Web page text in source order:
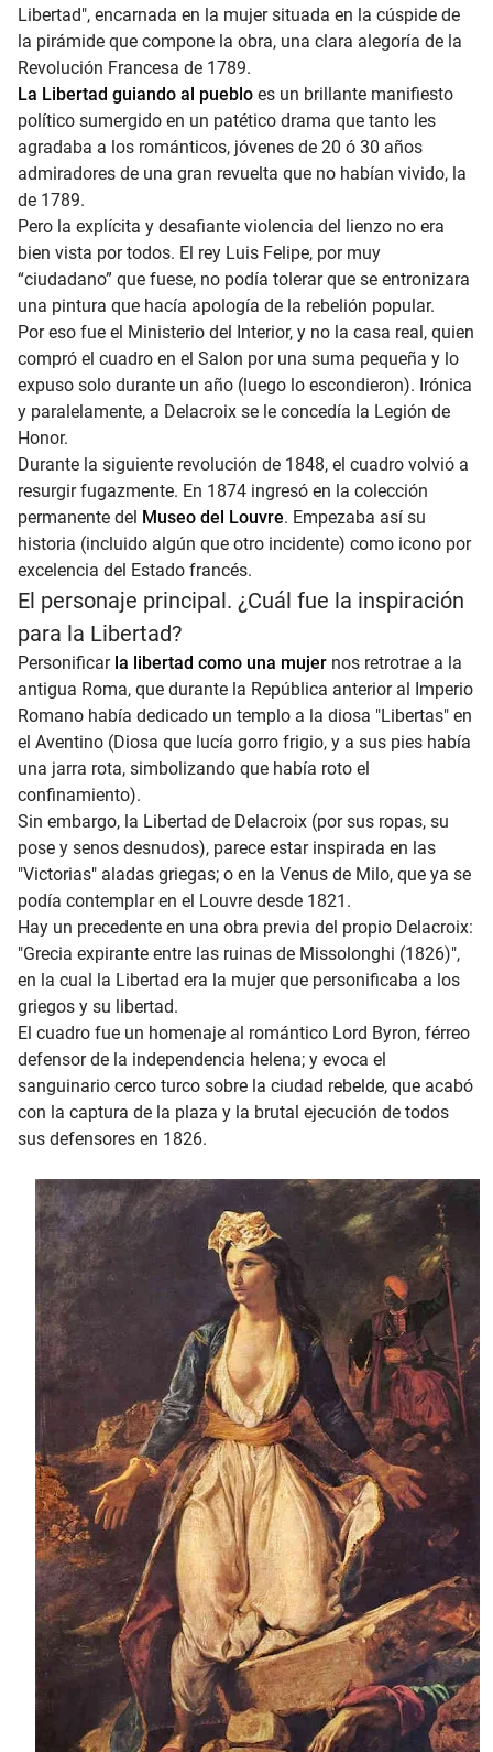
Libertad", encarnada en la mujer situada en la cúspide de
la pirámide que compone la obra, una clara alegoría de la
Revolución Francesa de 1789.
La Libertad guiando al pueblo es un brillante manifiesto
político sumergido en un patético drama que tanto les
agradaba a los románticos, jóvenes de 20 ó 30 años
admiradores de una gran revuelta que no habían vivido, la
de 1789.
Pero la explícita y desafiante violencia del lienzo no era
bien vista por todos. El rey Luis Felipe, por muy
“ciudadano” que fuese, no podía tolerar que se entronizara
una pintura que hacía apología de la rebelión popular.
Por eso fue el Ministerio del Interior, y no la casa real, quien
compró el cuadro en el Salon por una suma pequeña y lo
expuso solo durante un año (luego lo escondieron). Irónica
y paralelamente, a Delacroix se le concedía la Legión de
Honor.
Durante la siguiente revolución de 1848, el cuadro volvió a
resurgir fugazmente. En 1874 ingresó en la colección
permanente del Museo del Louvre. Empezaba así su
historia (incluido algún que otro incidente) como icono por
excelencia del Estado francés.
El personaje principal. ¿Cuál fue la inspiración
para la Libertad?
Personificar la libertad como una mujer nos retrotrae a la
antigua Roma, que durante la República anterior al Imperio
Romano había dedicado un templo a la diosa "Libertas" en
el Aventino (Diosa que lucía gorro frigio, y a sus pies había
una jarra rota, simbolizando que había roto el
confinamiento).
Sin embargo, la Libertad de Delacroix (por sus ropas, su
pose y senos desnudos), parece estar inspirada en las
"Victorias" aladas griegas; o en la Venus de Milo, que ya se
podía contemplar en el Louvre desde 1821.
Hay un precedente en una obra previa del propio Delacroix:
"Grecia expirante entre las ruinas de Missolonghi (1826)",
en la cual la Libertad era la mujer que personificaba a los
griegos y su libertad.
El cuadro fue un homenaje al romántico Lord Byron, férreo
defensor de la independencia helena; y evoca el
sanguinario cerco turco sobre la ciudad rebelde, que acabó
con la captura de la plaza y la brutal ejecución de todos
sus defensores en 1826.